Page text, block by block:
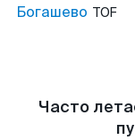
Богашево TOF
Часто